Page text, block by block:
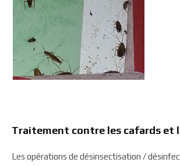
Traitement contre les cafards et
Les opérations de désinsectisation /